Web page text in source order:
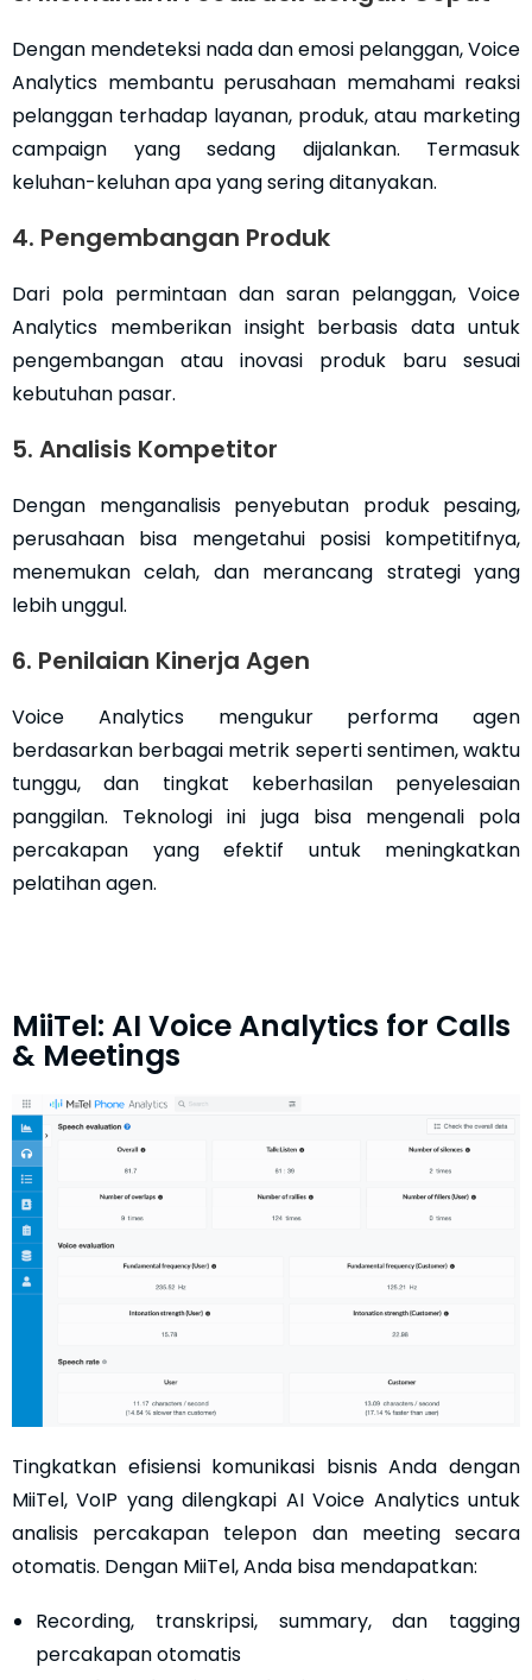
Dengan mendeteksi nada dan emosi pelanggan, Voice
Analytics membantu perusahaan memahami reaksi
pelanggan terhadap layanan, produk, atau marketing
campaign yang sedang dijalankan. Termasuk
keluhan-keluhan apa yang sering ditanyakan.
4. Pengembangan Produk
Dari pola permintaan dan saran pelanggan, Voice
Analytics memberikan insight berbasis data untuk
pengembangan atau inovasi produk baru sesuai
kebutuhan pasar.
5. Analisis Kompetitor
Dengan menganalisis penyebutan produk pesaing,
perusahaan bisa mengetahui posisi kompetitifnya,
menemukan celah, dan merancang strategi yang
lebih unggul.
6. Penilaian Kinerja Agen
Voice Analytics mengukur performa agen
berdasarkan berbagai metrik seperti sentimen, waktu
tunggu, dan tingkat keberhasilan penyelesaian
panggilan. Teknologi ini juga bisa mengenali pola
percakapan yang efektif untuk meningkatkan
pelatihan agen.
MiiTel: AI Voice Analytics for Calls
& Meetings
Tingkatkan efisiensi komunikasi bisnis Anda dengan
MiiTel, VoIP yang dilengkapi AI Voice Analytics untuk
analisis percakapan telepon dan meeting secara
otomatis. Dengan MiiTel, Anda bisa mendapatkan:
Recording, transkripsi, summary, dan tagging
percakapan otomatis